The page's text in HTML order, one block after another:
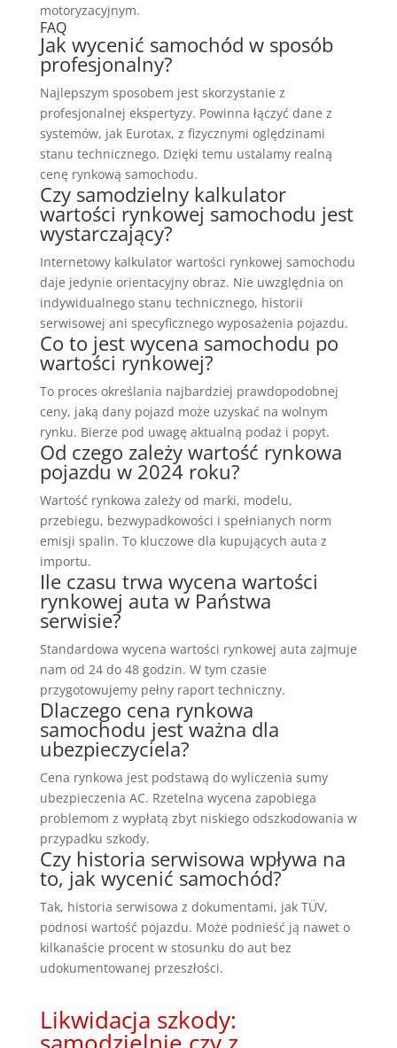
motoryzacyjnym.
FAQ
Jak wycenić samochód w sposób
profesjonalny?
Najlepszym sposobem jest skorzystanie z
profesjonalnej ekspertyzy. Powinna łączyć dane z
systemów, jak Eurotax, z fizycznymi oględzinami
stanu technicznego. Dzięki temu ustalamy realną
cenę rynkową samochodu.
Czy samodzielny kalkulator
wartości rynkowej samochodu jest
wystarczający?
Internetowy kalkulator wartości rynkowej samochodu
daje jedynie orientacyjny obraz. Nie uwzględnia on
indywidualnego stanu technicznego, historii
serwisowej ani specyficznego wyposażenia pojazdu.
Co to jest wycena samochodu po
wartości rynkowej?
To proces określania najbardziej prawdopodobnej
ceny, jaką dany pojazd może uzyskać na wolnym
rynku. Bierze pod uwagę aktualną podaż i popyt.
Od czego zależy wartość rynkowa
pojazdu w 2024 roku?
Wartość rynkowa zależy od marki, modelu,
przebiegu, bezwypadkowości i spełnianych norm
emisji spalin. To kluczowe dla kupujących auta z
importu.
Ile czasu trwa wycena wartości
rynkowej auta w Państwa
serwisie?
Standardowa wycena wartości rynkowej auta zajmuje
nam od 24 do 48 godzin. W tym czasie
przygotowujemy pełny raport techniczny.
Dlaczego cena rynkowa
samochodu jest ważna dla
ubezpieczyciela?
Cena rynkowa jest podstawą do wyliczenia sumy
ubezpieczenia AC. Rzetelna wycena zapobiega
problemom z wypłatą zbyt niskiego odszkodowania w
przypadku szkody.
Czy historia serwisowa wpływa na
to, jak wycenić samochód?
Tak, historia serwisowa z dokumentami, jak TÜV,
podnosi wartość pojazdu. Może podnieść ją nawet o
kilkanaście procent w stosunku do aut bez
udokumentowanej przeszłości.
Likwidacja szkody: